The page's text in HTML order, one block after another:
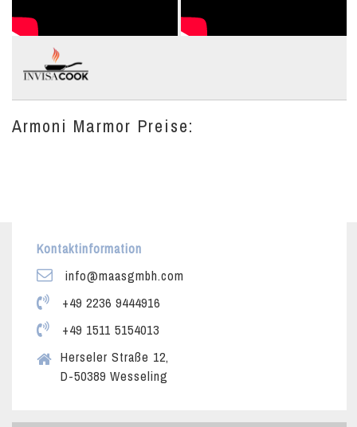
Armoni Marmor Preise:
Kontaktinformation
info@maasgmbh.com
+49 2236 9444916
+49 1511 5154013
Herseler Straße 12,
D-50389 Wesseling